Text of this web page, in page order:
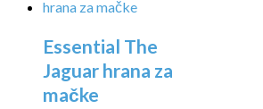
Essential The
Jaguar hrana za
mačke